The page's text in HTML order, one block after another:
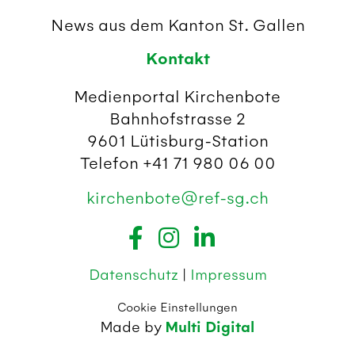
News aus dem Kanton St. Gallen
Kontakt
Medienportal Kirchenbote
Bahnhofstrasse 2
9601 Lütisburg-Station
Telefon +41 71 980 06 00
kirchenbote@ref-sg.ch
Datenschutz | Impressum
Cookie Einstellungen
Made by Multi Digital